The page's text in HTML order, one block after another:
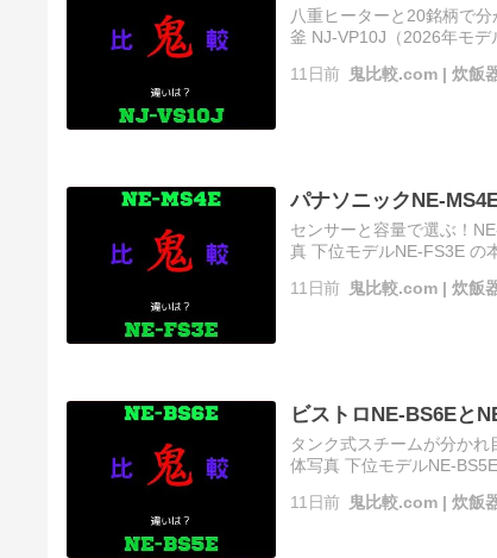
八重ヒーターと20銘柄で
釜 NJ-VP10J（2026年モデ
11日前 鬼比較.com | 炊飯
パナソニックNE-
センサーと容量で選ぶ！
真 下位モデルNE-FS3E の
11日前 鬼比較.com | 炊飯
ビストロNE-BS6Eと
タンク式スチームが分か
体写真 下位モデルNE-
11日前 鬼比較.com | 炊飯